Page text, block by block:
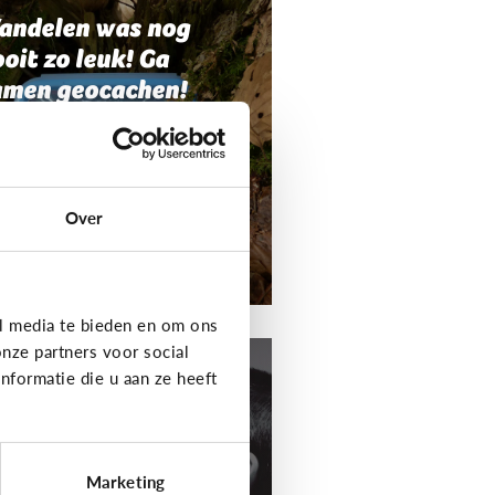
Over
te bieden en om ons
partners voor social
die u aan ze heeft
Marketing
was nog
zo leuk! Ga
geocachen!
je eigen